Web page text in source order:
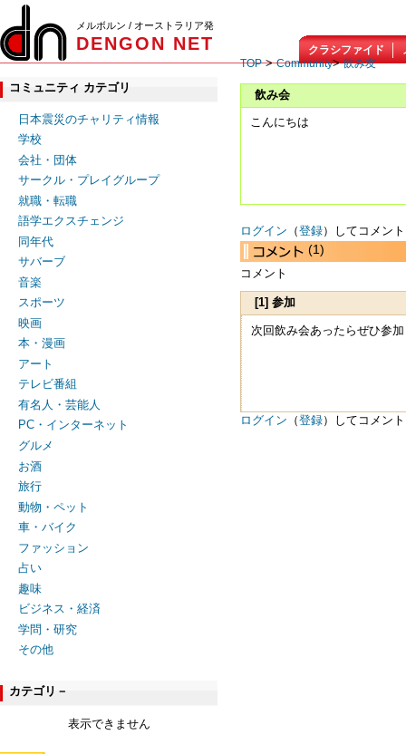
メルボルン / オーストラリア発
DENGON NET クラシファイド
コミュニティ カテゴリ
日本震災のチャリティ情報
学校
会社・団体
サークル・プレイグループ
就職・転職
語学エクスチェンジ
同年代
サバーブ
音楽
スポーツ
映画
本・漫画
アート
テレビ番組
有名人・芸能人
PC・インターネット
グルメ
お酒
旅行
動物・ペット
車・バイク
ファッション
占い
趣味
ビジネス・経済
学問・研究
その他
カテゴリ－
表示できません
TOP> Community> 飲み友
飲み会
こんにちは
ログイン （登録）してコメン
(1)
コメント
[1] 参加
次回飲み会あったらぜひ参
ログイン （登録）してコメン